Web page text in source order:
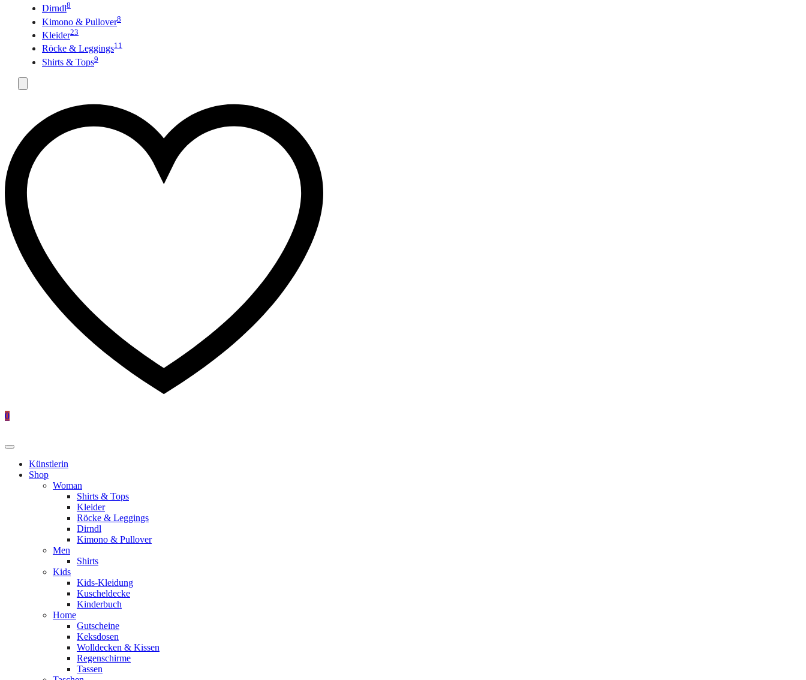
Dirndl8
Kimono & Pullover8
Kleider23
Röcke & Leggings11
Shirts & Tops9
0
Künstlerin
Shop
Woman
Shirts & Tops
Kleider
Röcke & Leggings
Dirndl
Kimono & Pullover
Men
Shirts
Kids
Kids-Kleidung
Kuscheldecke
Kinderbuch
Home
Gutscheine
Keksdosen
Wolldecken & Kissen
Regenschirme
Tassen